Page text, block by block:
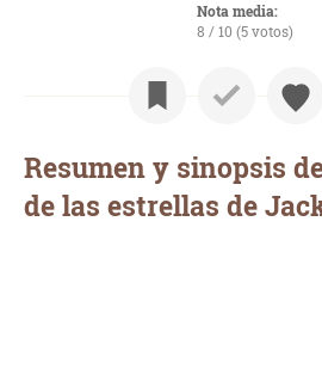
Nota media:
8 / 10 (5 votos)
Resumen y sinopsis
de las estrellas de